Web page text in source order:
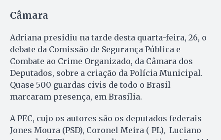
Câmara
Adriana presidiu na tarde desta quarta-feira, 26, o
debate da Comissão de Segurança Pública e
Combate ao Crime Organizado, da Câmara dos
Deputados, sobre a criação da Polícia Municipal.
Quase 500 guardas civis de todo o Brasil
marcaram presença, em Brasília.
A PEC, cujo os autores são os deputados federais
Jones Moura (PSD), Coronel Meira ( PL), Luciano